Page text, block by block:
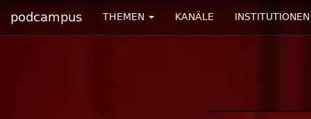
podcampus THEMEN KANÄLE INSTITUTIONEN